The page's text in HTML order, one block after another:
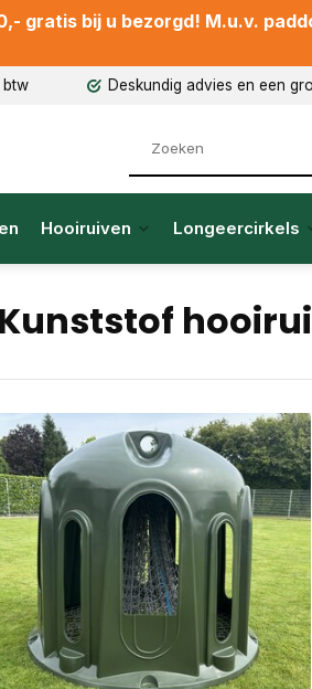
gratis bij u bezorgd! M.u.v.
btw Deskundig advies en een
Hooiruiven Longeercirkels
Kunststof